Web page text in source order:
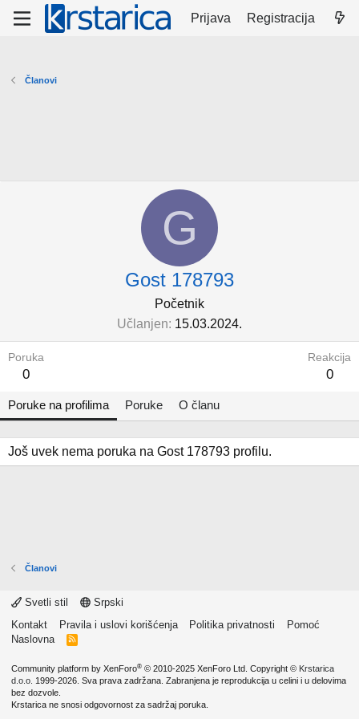
Prijava Registracija
Članovi
G
Gost 178793
Početnik
Učlanjen 15.03.2024.
Poruka
0
Reakcija
0
Poruke na profilima Poruke O članu
Još uvek nema poruka na Gost 178793 profilu.
Članovi
Svetli stil
Srpski
Kontakt
Pravila i uslovi korišćenja Politika privatnosti
Pomoć
Naslovna
R
Community platform by XenForo® © 2010-2025 XenForo Ltd. Copyright © Krstarica
d.o.o. 1999-2026. Sva prava zadržana. Zabranjena je reprodukcija u celini i u delovima
bez dozvole.
Krstarica ne snosi odgovornost za sadržaj poruka.